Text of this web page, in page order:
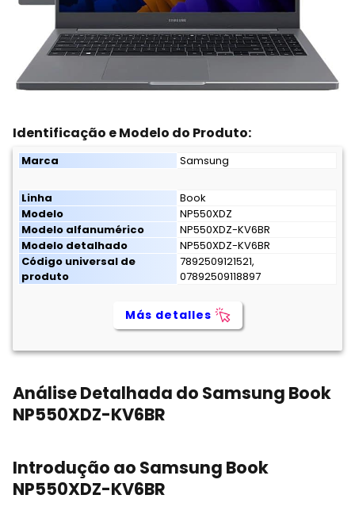
Identificação e Modelo do Produto:
Marca Samsung
Linha
Book
Modelo
NP550XDZ
Modelo alfanumérico
NP550XDZ-KV6BR
Modelo detalhado
NP550XDZ-KV6BR
Código universal de
produto
7892509121521,
07892509118897
Más detalles
Análise Detalhada do Samsung Book
NP550XDZ-KV6BR
Introdução ao Samsung Book
NP550XDZ-KV6BR